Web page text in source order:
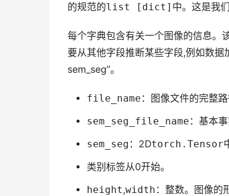
的规范的list [dict] 中。这是我
每个字典包含有关一个图像的信息。
要从其他字段推断某些字段,例如数据
sem_seg”。
file_name ：图像文件的完整
sem_seg_file_name ：基本
sem_seg ：2Dtorch.Tensor
类别标签从0开始。
height,width ：整数。图像的